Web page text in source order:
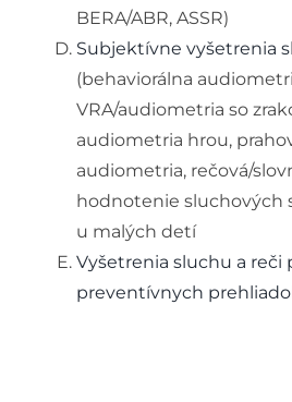
BERA/ABR, ASSR)
Subjektívne vyšetrenia
(behaviorálna
VRA/audiometria so
audiometria hrou,
audiometria, rečová/
hodnotenie sluchových
u malých detí
Vyšetrenia sluchu a reči
preventívnych